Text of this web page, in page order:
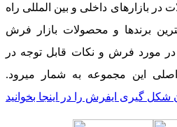
بازارهای داخلی و بین المللی راه
بهترین برندها و محصولات بازار فرش
مورد فرش و نکات قابل توجه در
این مجموعه به شمار میرود.
شکل گیری ایفرش را در اینجا بخوانید